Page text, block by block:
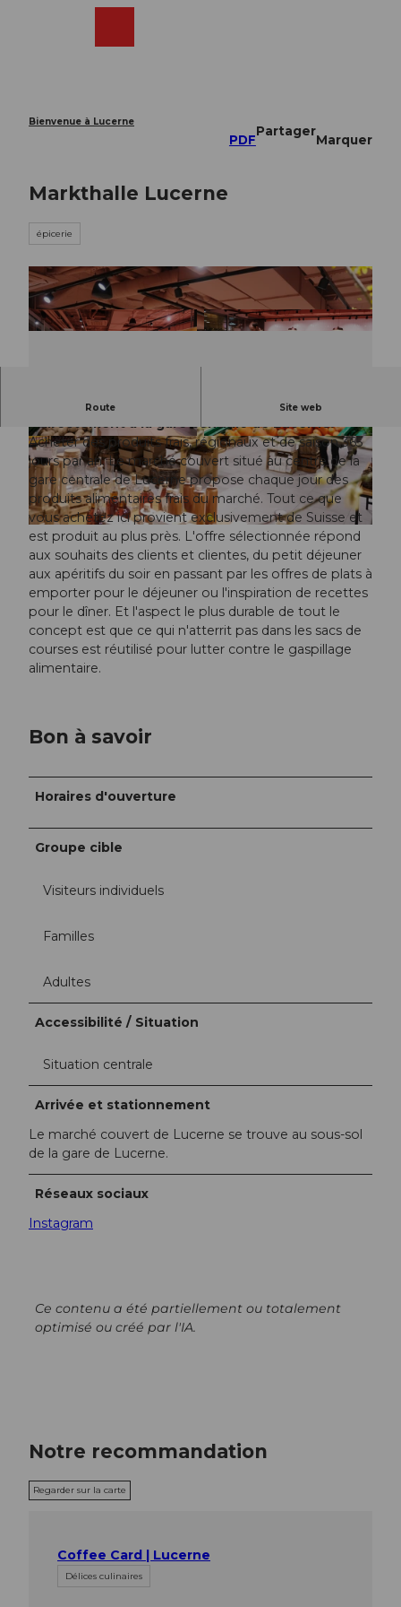
Bienvenue à Lucerne
PDF
Partager
Marquer
Markthalle Lucerne
épicerie
©CC-BY
©CC-BY ©CC-BY
Route Site web
Des produits suisses frais, régionaux et de saison
– directement à la gare centrale de Lucerne.
Acheter des produits frais, régionaux et de saison 365
jours par an. Le marché couvert situé au centre de la
gare centrale de Lucerne propose chaque jour des
produits alimentaires frais du marché. Tout ce que
vous achetez ici provient exclusivement de Suisse et
est produit au plus près. L'offre sélectionnée répond
aux souhaits des clients et clientes, du petit déjeuner
aux apéritifs du soir en passant par les offres de plats à
emporter pour le déjeuner ou l'inspiration de recettes
pour le dîner. Et l'aspect le plus durable de tout le
concept est que ce qui n'atterrit pas dans les sacs de
courses est réutilisé pour lutter contre le gaspillage
alimentaire.
Bon à savoir
Horaires d'ouverture
Groupe cible
Visiteurs individuels
Familles
Adultes
Accessibilité / Situation
Situation centrale
Arrivée et stationnement
Le marché couvert de Lucerne se trouve au sous-sol
de la gare de Lucerne.
Réseaux sociaux
Instagram
Ce contenu a été partiellement ou totalement
optimisé ou créé par l'IA.
Notre recommandation
Regarder sur la carte
Coffee Card | Lucerne
Délices culinaires